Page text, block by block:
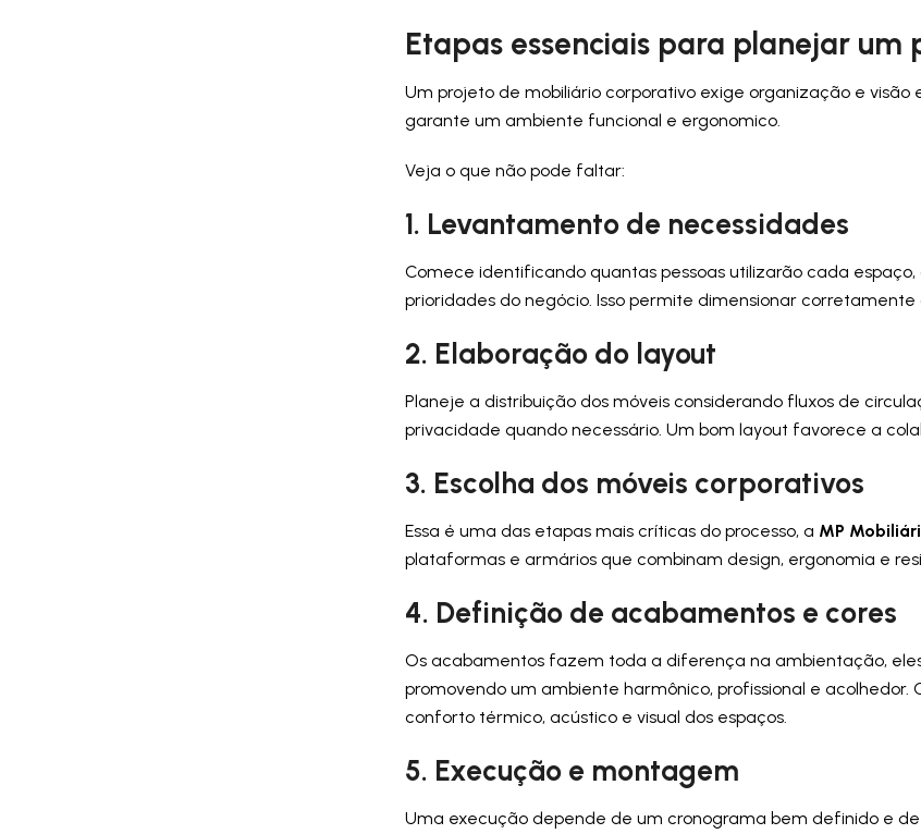
Etapas essenciais para planejar
Um projeto de mobiliário corporativo exige organização e
garante um ambiente funcional e ergonomico.
Veja o que não pode faltar:
1. Levantamento de necessidades
Comece identificando quantas pessoas utilizarão cada
prioridades do negócio. Isso permite dimensionar
2. Elaboração do layout
Planeje a distribuição dos móveis considerando fluxos de
privacidade quando necessário. Um bom layout favorece a
3. Escolha dos móveis corporativos
Essa é uma das etapas mais críticas do processo, a MP
plataformas e armários que combinam design, ergonomia e
4. Definição de acabamentos e cores
Os acabamentos fazem toda a diferença na ambientação,
promovendo um ambiente harmônico, profissional e
conforto térmico, acústico e visual dos espaços.
5. Execução e montagem
Uma execução depende de um cronograma bem definido e